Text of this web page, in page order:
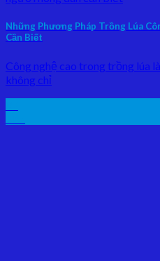
Những Phương Pháp Trồng Lúa
Cần Biết
Công nghệ cao trong trồng lúa
không chỉ